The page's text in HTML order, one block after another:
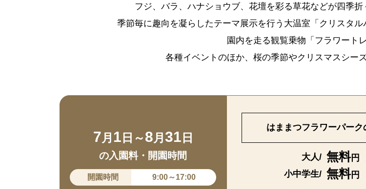
フジ、バラ、ハナショウブ、花壇を彩る草花などが四季折
季節毎に趣向を凝らしたテーマ展示を行う大温室「クリスタ
園内を走る観覧乗物「フラワート
各種イベントのほか、桜の季節やクリスマスシー
7月 1 日～8月 31 日
の入園料・開園時間
開園時間 9:00～17:00
はままつフラワーパーク
大人/ 無料円
小中学生/ 無料円